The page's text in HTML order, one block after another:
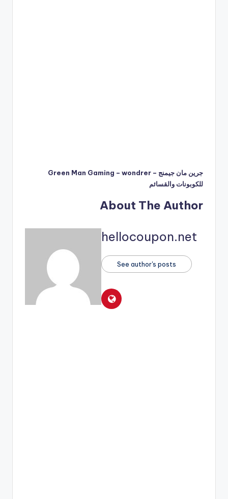
جرين مان جيمنج – Green Man Gaming – wondrer
للكوبونات والقسائم
About The Author
hellocoupon.net
See author's posts